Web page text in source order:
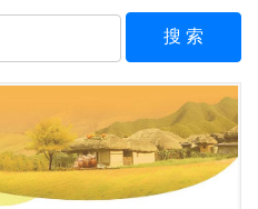
搜 索